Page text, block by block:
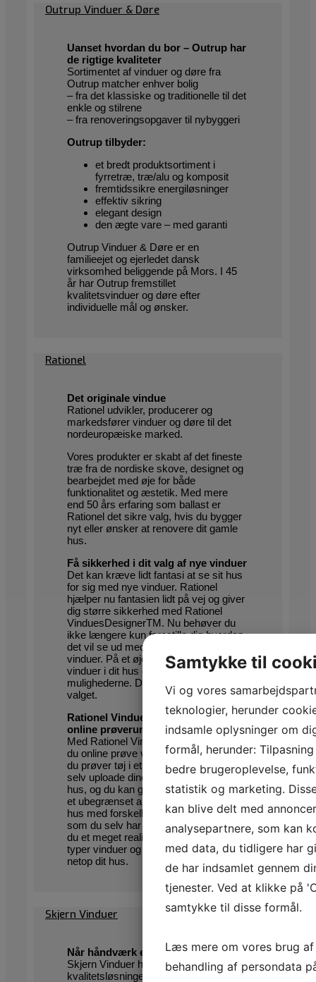
Outrup Vinduer & Døre
Uanset hvordan du bor – Outrup har
de rigtige kvaliteter
Sortimentet af vinduer og døre fra
Outrup matcher enhver bolig
– fra det klassiske og traditionelle til det
enkle og stilrene
– fra renoveringsopgaver til nybyggeri
Outrup tilbyder:
et bredt produktsortiment i
fyrretræ, træ/alu og komposit
fremtidssikre energiløsninger
effektiv sikring
elegant design
den ægte vare – med garanti
Outrup Vinduer & Døre er en
familieejet og ejerledet dansk
virksomhed beliggende på Mors. I 45
år har Outrup fremstillet
kvalitetsvinduer og døre efter
individuelle mål og ønsker.
Rationel
Det originale vindue
Rationel udvikler, producerer og
markedsfører vinduer og døre til det
nordeuropæiske marked.
Vores produkter er skabt af det fineste
træ fra de nordiske skove, designet og
bearbejdet med øje for både
funktionalitet og æstetik. Med mere
end 50 års erfaring som ballast er
Rationel det sikre valg, hvis du bygger
nyt eller ønsker at renovere dit gamle
hus.
Få sikkerhed i dit valg af nye vinduer
Det kan kræve lidt fantasi at se sit hus
for sig med nye vinduer. Rationel
hjælper nu fantasien lidt på vej og giver
dig større sikkerhed med Rationel
VinduesDesignerTM. Nu behøver du
ikke længere kun forestille dig hvordan
det vil se ud med forskellige typer
vinduer. På et øjeblik kan du sætte nye
vinduer i dit hus og afprøve
mulighederne. Det giver tryghed i
valget.
Rationel VinduesDesignerTM – et
online prøverum
Med Rationel VinduesDesignerTM kan
du online prøve vinduer og døre, som
du prøver tøj i et prøverum. Du kan
selv uploade dine billeder af dit eget
hus, og du kan gemme, rette og printe
et ubegrænset antal eksempler af dit
hus med forskellige vinduer og døre,
som du selv har sat i. På den måde får
du et meget realistisk indtryk af, hvilke
typer vinduer og døre, der passer til
netop dit hus.
Skjern Vinduer
Når håndværk er vigtigt
Skjern Vinduer har produceret
kvalitetsløsninger inden for vinduer og
Samtykke til
Vi og vores
teknologier, herunder
indsamle oplysninger om
formål, herunder:
bedre brugeroplevelse,
statistik og marketing.
kan blive delt med
analysepartnere, som kan
med data, du tidligere har
de har indsamlet gennem
tjenester. Ved at klikke på
samtykke til disse formål.
Læs mere om vores brug
behandling af persondata